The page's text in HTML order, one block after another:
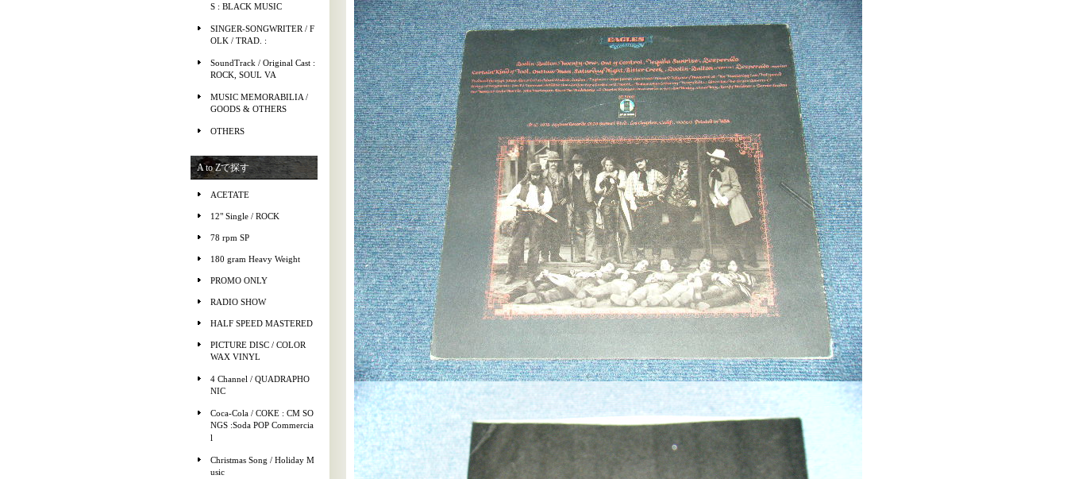
S : BLACK MUSIC
SINGER-SONGWRITER / F
OLK / TRAD. :
SoundTrack / Original Cast :
ROCK, SOUL VA
MUSIC MEMORABILIA /
GOODS & OTHERS
OTHERS
A to Zで探す
ACETATE
12" Single / ROCK
78 rpm SP
180 gram Heavy Weight
PROMO ONLY
RADIO SHOW
HALF SPEED MASTERED
PICTURE DISC / COLOR
WAX VINYL
4 Channel / QUADRAPHO
NIC
Coca-Cola / COKE : CM SO
NGS :Soda POP Commercia
l
Christmas Song / Holiday M
usic